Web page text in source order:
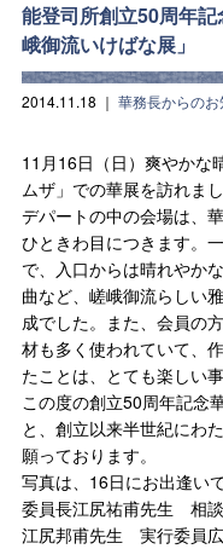
能登司所創立50周年
峨御流いけばな展」
2014.11.18 ｜ 華務長からの
11月16日（日）爽やかな
ムザ」での華展を訪れまし
デパートの中の会場は、
ひときわ目につきます。
で、入口からは晴れやか
曲など、嵯峨御流らしい
成でした。また、会員の
材も多く使われていて、
たことは、とても楽しい事
この度の創立50周年記念
と、創立以来半世紀にわ
願っております。
写真は、16日にお出逢い
委員長江尻祐甫先生 相
江尻邦甫先生 実行委員広